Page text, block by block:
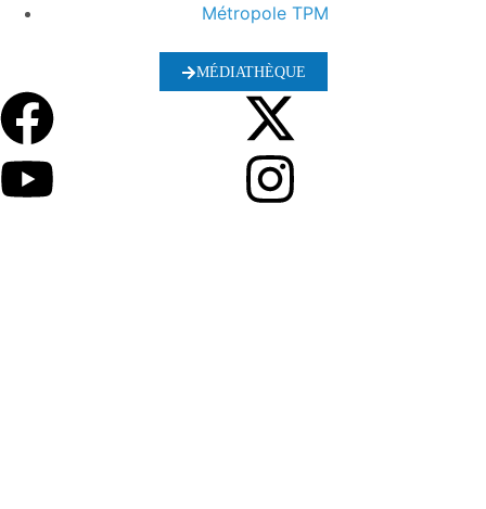
Métropole TPM
MÉDIATHÈQUE